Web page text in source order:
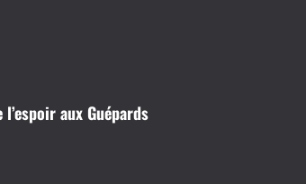
aux Guépards